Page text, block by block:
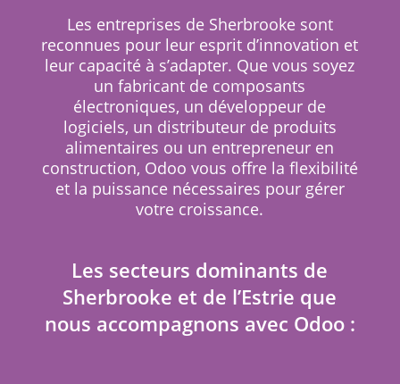
Les entreprises de Sherbrooke sont
reconnues pour leur esprit d’innovation et
leur capacité à s’adapter. Que vous soyez
un fabricant de composants
électroniques, un développeur de
logiciels, un distributeur de produits
alimentaires ou un entrepreneur en
construction, Odoo vous offre la flexibilité
et la puissance nécessaires pour gérer
votre croissance.
Les secteurs dominants de
Sherbrooke et de l’Estrie que
nous accompagnons avec Odoo :